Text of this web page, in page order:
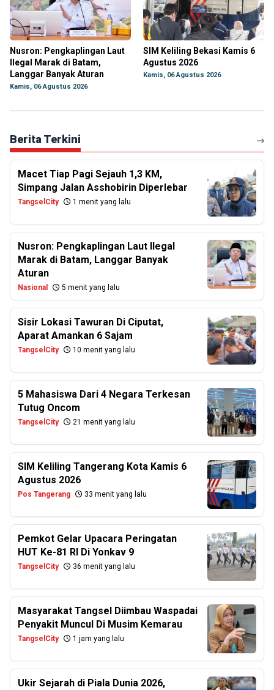
Nusron: Pengkaplingan Laut
Ilegal Marak di Batam,
Langgar Banyak Aturan
Kamis, 06 Agustus 2026
SIM Keliling Bekasi Kamis 6
Agustus 2026
Kamis, 06 Agustus 2026
Berita Terkini
Macet Tiap Pagi Sejauh 1,3 KM,
Simpang Jalan Asshobirin Diperlebar
TangselCity 1 menit yang lalu
Nusron: Pengkaplingan Laut Ilegal
Marak di Batam, Langgar Banyak
Aturan
Nasional 5 menit yang lalu
Sisir Lokasi Tawuran Di Ciputat,
Aparat Amankan 6 Sajam
TangselCity 10 menit yang lalu
5 Mahasiswa Dari 4 Negara Terkesan
Tutug Oncom
TangselCity 21 menit yang lalu
SIM Keliling Tangerang Kota Kamis 6
Agustus 2026
Pos Tangerang 33 menit yang lalu
Pemkot Gelar Upacara Peringatan
HUT Ke-81 RI Di Yonkav 9
TangselCity 36 menit yang lalu
Masyarakat Tangsel Diimbau Waspadai
Penyakit Muncul Di Musim Kemarau
TangselCity 1 jam yang lalu
Ukir Sejarah di Piala Dunia 2026,